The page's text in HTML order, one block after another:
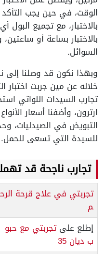
الوقت، في حين يجب التأكد
بالاختبار، مع تجميع البول
بالاختبار بساعة أو
السوائل.
وبهذا نكون قد وصلنا إلى
خلاله عن مين جربت اختبار
تجارب السيدات اللواتي
ارترون، وأضفنا أسعار
التبويض في الصيدليات،
للسيدة التي تسعى للحمل.
تجارب ناجحة قد
تجربتي في علاج قرحة الرح
م
إطلع علىتجربتي مع حبو
ب ديان 35